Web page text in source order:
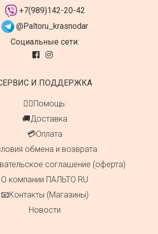
+7(989)142-20-42
@Paltoru_krasnodar
Социальные сети:
И ПОДДЕРЖКА
👍🏻Помощь:
🚚Доставка
💳Оплата
обмена и возврата
соглашение (оферта)
О компании ПАЛЬТО RU
📧Контакты (Магазины)
Новости